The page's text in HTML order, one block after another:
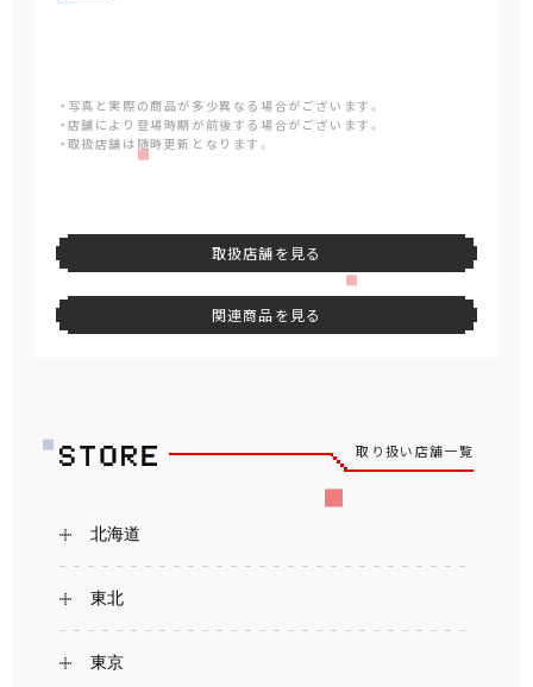
・写真と実際の商品が多少異なる場合がございます。
・店舗により登場時期が前後する場合がございます。
・取扱店舗は随時更新となります。
取扱店舗を見る
関連商品を見る
取り扱い店舗一覧
北海道
東北
東京